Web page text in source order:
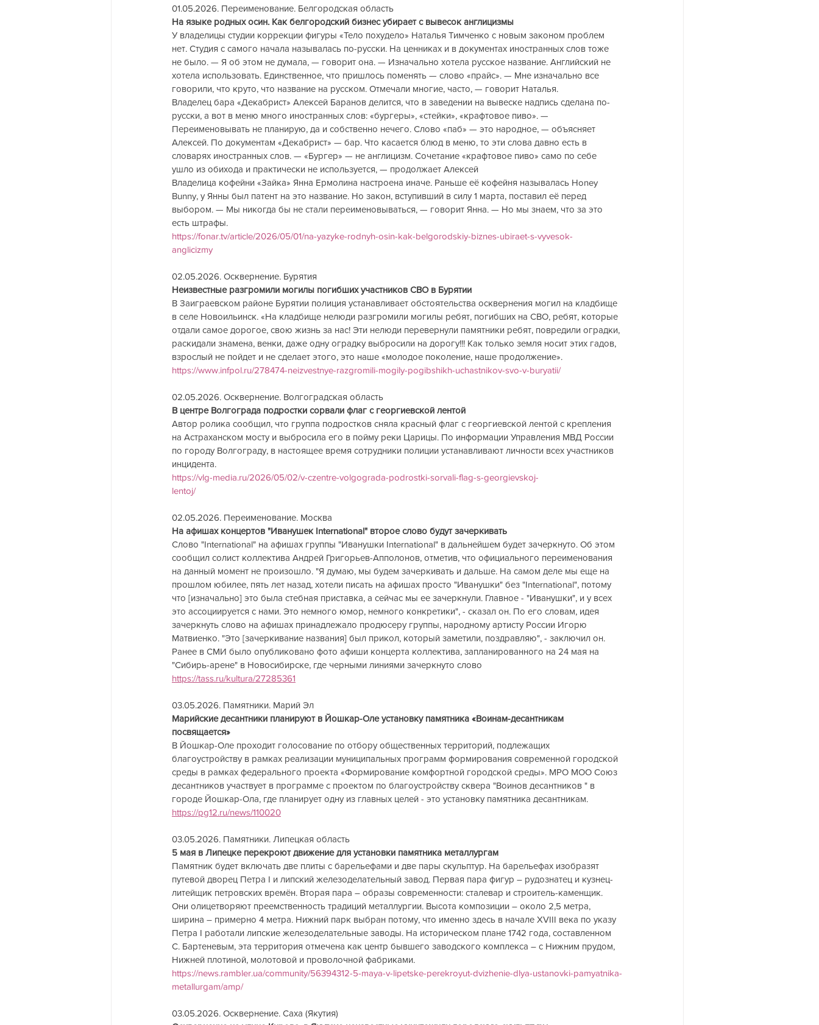
01.05.2026. Переименование. Белгородская область
На языке родных осин. Как белгородский бизнес убирает с вывесок англицизмы
У владелицы студии коррекции фигуры «Тело похудело» Наталья Тимченко с новым законом проблем
нет. Студия с самого начала называлась по-русски. На ценниках и в документах иностранных слов тоже
не было. — Я об этом не думала, — говорит она. — Изначально хотела русское название. Английский не
хотела использовать. Единственное, что пришлось поменять — слово «прайс». — Мне изначально все
говорили, что круто, что название на русском. Отмечали многие, часто, — говорит Наталья.
Владелец бара «Декабрист» Алексей Баранов делится, что в заведении на вывеске надпись сделана по-
русски, а вот в меню много иностранных слов: «бургеры», «стейки», «крафтовое пиво». —
Переименовывать не планирую, да и собственно нечего. Слово «паб» — это народное, — объясняет
Алексей. По документам «Декабрист» — бар. Что касается блюд в меню, то эти слова давно есть в
словарях иностранных слов. — «Бургер» — не англицизм. Сочетание «крафтовое пиво» само по себе
ушло из обихода и практически не используется, — продолжает Алексей
Владелица кофейни «Зайка» Янна Ермолина настроена иначе. Раньше её кофейня называлась Honey
Bunny, у Янны был патент на это название. Но закон, вступивший в силу 1 марта, поставил её перед
выбором. — Мы никогда бы не стали переименовываться, — говорит Янна. — Но мы знаем, что за это
есть штрафы.
https://fonar.tv/article/2026/05/01/na-yazyke-rodnyh-osin-kak-belgorodskiy-biznes-ubiraet-s-vyvesok-
anglicizmy
02.05.2026. Осквернение. Бурятия
Неизвестные разгромили могилы погибших участников СВО в Бурятии
В Заиграевском районе Бурятии полиция устанавливает обстоятельства осквернения могил на кладбище
в селе Новоильинск. «На кладбище нелюди разгромили могилы ребят, погибших на СВО, ребят, которые
отдали самое дорогое, свою жизнь за нас! Эти нелюди перевернули памятники ребят, повредили оградки,
раскидали знамена, венки, даже одну оградку выбросили на дорогу!!! Как только земля носит этих гадов,
взрослый не пойдет и не сделает этого, это наше «молодое поколение, наше продолжение».
https://www.infpol.ru/278474-neizvestnye-razgromili-mogily-pogibshikh-uchastnikov-svo-v-buryatii/
02.05.2026. Осквернение. Волгоградская область
В центре Волгограда подростки сорвали флаг с георгиевской лентой
Автор ролика сообщил, что группа подростков сняла красный флаг с георгиевской лентой с крепления
на Астраханском мосту и выбросила его в пойму реки Царицы. По информации Управления МВД России
по городу Волгограду, в настоящее время сотрудники полиции устанавливают личности всех участников
инцидента.
https://vlg-media.ru/2026/05/02/v-czentre-volgograda-podrostki-sorvali-flag-s-georgievskoj-
lentoj/
02.05.2026. Переименование. Москва
На афишах концертов "Иванушек International" второе слово будут зачеркивать
Слово "International" на афишах группы "Иванушки International" в дальнейшем будет зачеркнуто. Об этом
сообщил солист коллектива Андрей Григорьев-Апполонов, отметив, что официального переименования
на данный момент не произошло. "Я думаю, мы будем зачеркивать и дальше. На самом деле мы еще на
прошлом юбилее, пять лет назад, хотели писать на афишах просто "Иванушки" без "International", потому
что [изначально] это была стебная приставка, а сейчас мы ее зачеркнули. Главное - "Иванушки", и у всех
это ассоциируется с нами. Это немного юмор, немного конкретики", - сказал он. По его словам, идея
зачеркнуть слово на афишах принадлежало продюсеру группы, народному артисту России Игорю
Матвиенко. "Это [зачеркивание названия] был прикол, который заметили, поздравляю", - заключил он.
Ранее в СМИ было опубликовано фото афиши концерта коллектива, запланированного на 24 мая на
"Сибирь-арене" в Новосибирске, где черными линиями зачеркнуто слово
https://tass.ru/kultura/27285361
03.05.2026. Памятники. Марий Эл
Марийские десантники планируют в Йошкар-Оле установку памятника «Воинам-десантникам
посвящается»
В Йошкар-Оле проходит голосование по отбору общественных территорий, подлежащих
благоустройству в рамках реализации муниципальных программ формирования современной городской
среды в рамках федерального проекта «Формирование комфортной городской среды». МРО МОО Союз
десантников участвует в программе с проектом по благоустройству сквера "Воинов десантников " в
городе Йошкар-Ола, где планирует одну из главных целей - это установку памятника десантникам.
https://pg12.ru/news/110020
03.05.2026. Памятники. Липецкая область
5 мая в Липецке перекроют движение для установки памятника металлургам
Памятник будет включать две плиты с барельефами и две пары скульптур. На барельефах изобразят
путевой дворец Петра I и липский железоделательный завод. Первая пара фигур – рудознатец и кузнец-
литейщик петровских времён. Вторая пара – образы современности: сталевар и строитель-каменщик.
Они олицетворяют преемственность традиций металлургии. Высота композиции – около 2,5 метра,
ширина – примерно 4 метра. Нижний парк выбран потому, что именно здесь в начале XVIII века по указу
Петра I работали липские железоделательные заводы. На историческом плане 1742 года, составленном
С. Бартеневым, эта территория отмечена как центр бывшего заводского комплекса – с Нижним прудом,
Нижней плотиной, молотовой и проволочной фабриками.
https://news.rambler.ua/community/56394312-5-maya-v-lipetske-perekroyut-dvizhenie-dlya-ustanovki-pamyatnika-
metallurgam/amp/
03.05.2026. Осквернение. Саха (Якутия)